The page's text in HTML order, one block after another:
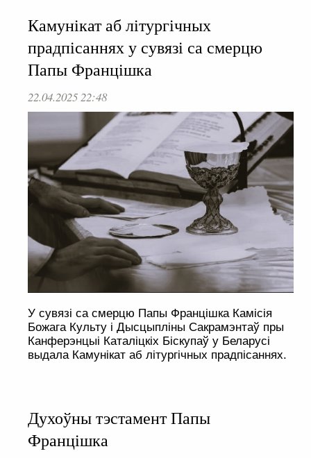
Камунікат аб літургічных
прадпісаннях у сувязі са смерцю
Папы Францішка
22.04.2025 22:48
У сувязі са смерцю Папы Францішка Камісія
Божага Культу і Дысцыпліны Сакрамэнтаў пры
Канферэнцыі Каталіцкіх Біскупаў у Беларусі
выдала Камунікат аб літургічных прадпісаннях.
Духоўны тэстамент Папы
Францішка